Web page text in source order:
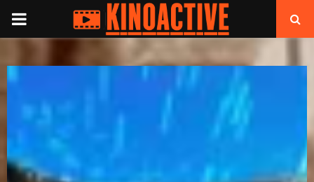
П
В
И